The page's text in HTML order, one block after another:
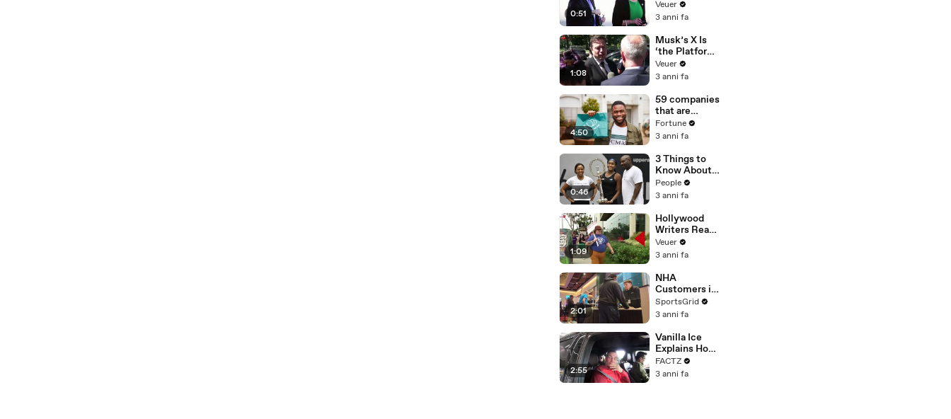
0:51
Was Asked to
Make a ‘Hit
Trump
Veuer
3 anni fa
1:08
Musk’s X Is
‘the Platform
With the
Largest Ratio
Misinformatio
n or
Disinformatio
n’ Amongst
All Social
Media
Platforms
Veuer
3 anni fa
4:50
59 companies
that are
changing the
world: From
Chobani
Fortune
3 anni fa
0:46
3 Things to
Know About
Coco Gauff's
Parents
People
3 anni fa
1:09
Hollywood
Writers Reach
‘Tentative
Agreement’
After 146 Day
Strike
Veuer
3 anni fa
2:01
NHA
Customers in
Limbo as
Company
Potential
Merger
SportsGrid
3 anni fa
2:55
Vanilla Ice
Explains How
the 90’s
Shaped
FACTZ
3 anni fa